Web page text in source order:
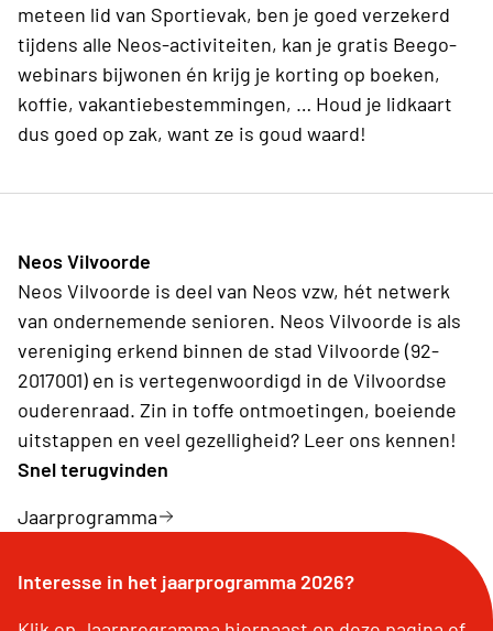
meteen lid van Sportievak, ben je goed verzekerd
tijdens alle Neos-activiteiten, kan je gratis Beego-
webinars bijwonen én krijg je korting op boeken,
koffie, vakantiebestemmingen, … Houd je lidkaart
dus goed op zak, want ze is goud waard!
Neos Vilvoorde
Neos Vilvoorde is deel van Neos vzw, hét netwerk
van ondernemende senioren. Neos Vilvoorde is als
vereniging erkend binnen de stad Vilvoorde (92-
2017001) en is vertegenwoordigd in de Vilvoordse
ouderenraad. Zin in toffe ontmoetingen, boeiende
uitstappen en veel gezelligheid? Leer ons kennen!
Snel terugvinden
Jaarprogramma
Interesse in het jaarprogramma 2026?